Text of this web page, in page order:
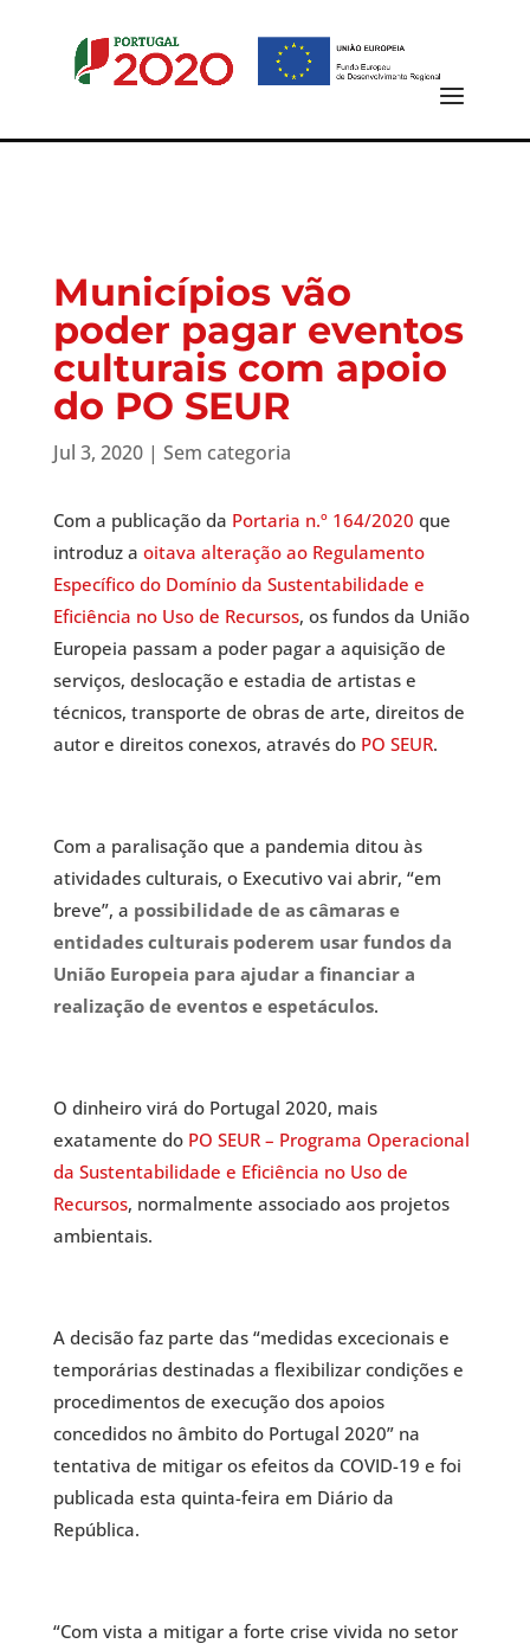
Municípios vão
poder pagar eventos
culturais com apoio
do PO SEUR
Jul 3, 2020| Sem categoria
Com a publicação da Portaria n.º 164/2020 que
introduz a oitava alteração ao Regulamento
Específico do Domínio da Sustentabilidade e
Eficiência no Uso de Recursos, os fundos da União
Europeia passam a poder pagar a aquisição de
serviços, deslocação e estadia de artistas e
técnicos, transporte de obras de arte, direitos de
autor e direitos conexos, através do PO SEUR.
Com a paralisação que a pandemia ditou às
atividades culturais, o Executivo vai abrir, “em
breve”, a possibilidade de as câmaras e
entidades culturais poderem usar fundos da
União Europeia para ajudar a financiar a
realização de eventos e espetáculos.
O dinheiro virá do Portugal 2020, mais
exatamente do PO SEUR – Programa Operacional
da Sustentabilidade e Eficiência no Uso de
Recursos, normalmente associado aos projetos
ambientais.
A decisão faz parte das “medidas excecionais e
temporárias destinadas a flexibilizar condições e
procedimentos de execução dos apoios
concedidos no âmbito do Portugal 2020” na
tentativa de mitigar os efeitos da COVID-19 e foi
publicada esta quinta-feira em Diário da
República.
“Com vista a mitigar a forte crise vivida no setor